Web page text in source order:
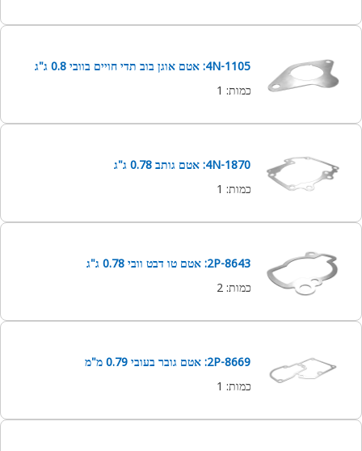
4N-1105: אטם אוגן בוב תדי חויים בוובי 0.8 ג"ג
כמות:
1
4N-1870: אטם גותב 0.78 ג"ג
כמות:
1
2P-8643: אטם טו דבט וובי 0.78 ג"ג
כמות:
2
2P-8669: אטם גובר בעובי 0.79 מ"מ
כמות:
1